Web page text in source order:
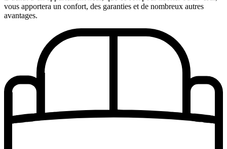
vous apportera un confort, des garanties et de nombreux autres
avantages.